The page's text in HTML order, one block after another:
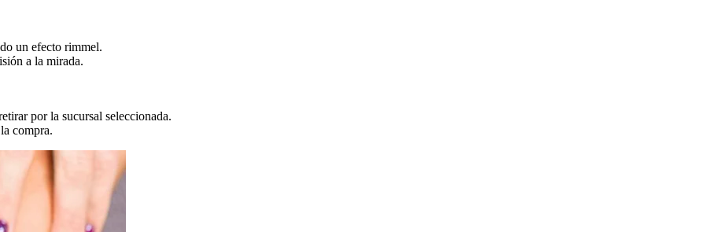
un efecto rimmel.
a la mirada.
por la sucursal seleccionada.
compra.